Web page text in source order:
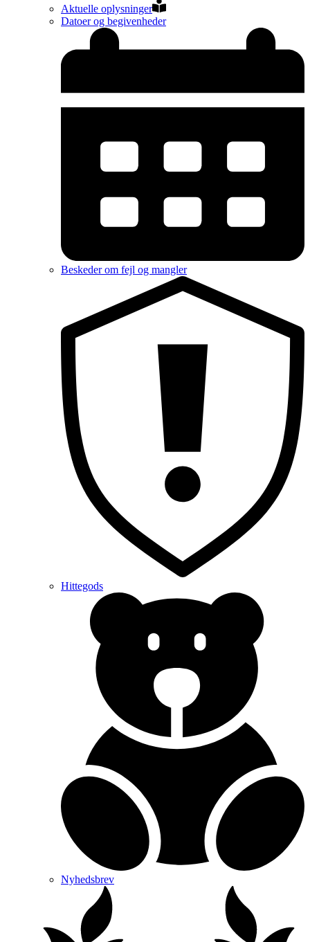
Aktuelle oplysninger
Datoer og begivenheder
Beskeder om fejl og mangler
Hittegods
Nyhedsbrev